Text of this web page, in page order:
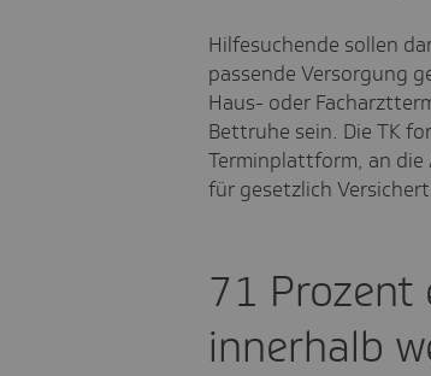
Hilfesuchende sollen
passende Versorgung
Haus- oder
Bettruhe sein. Die TK
Terminplattform, an die
für gesetzlich
71
innerhalb